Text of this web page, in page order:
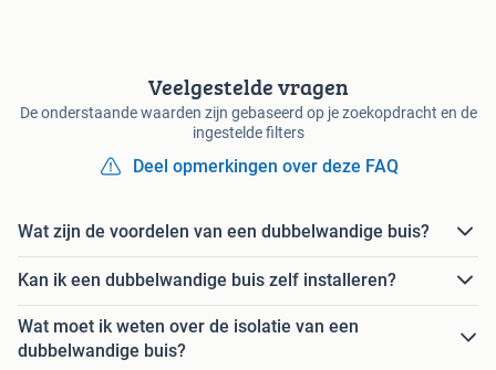
Veelgestelde vragen
De onderstaande waarden zijn gebaseerd op je zoekopdracht en de
ingestelde filters
Deel opmerkingen over deze FAQ
Wat zijn de voordelen van een dubbelwandige buis?
Kan ik een dubbelwandige buis zelf installeren?
Wat moet ik weten over de isolatie van een
dubbelwandige buis?